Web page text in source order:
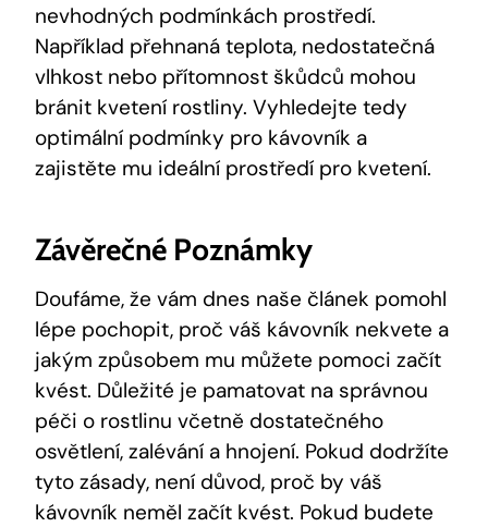
nevhodných podmínkách prostředí.
Například přehnaná teplota, nedostatečná
vlhkost nebo přítomnost škůdců mohou
bránit kvetení rostliny. Vyhledejte tedy
optimální podmínky pro kávovník a
zajistěte mu ideální prostředí pro kvetení.
Závěrečné Poznámky
Doufáme, že vám dnes naše článek pomohl
lépe pochopit, proč váš kávovník nekvete a
jakým způsobem mu můžete pomoci začít
kvést. Důležité je pamatovat na správnou
péči o rostlinu včetně dostatečného
osvětlení, zalévání a hnojení. Pokud dodržíte
tyto zásady, není důvod, proč by váš
kávovník neměl začít kvést. Pokud budete